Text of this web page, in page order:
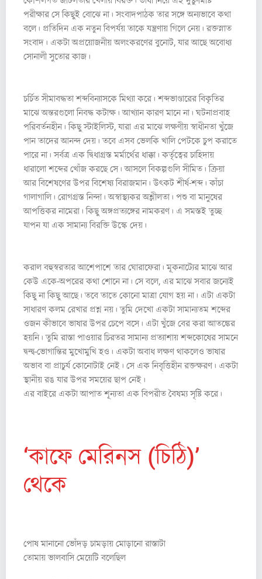
পরীক্ষার সে কিছুই বোঝে না। সংবাদপাঠক তার সঙ্গে অন্যভাবে কথা
বলে। প্রতিদিন এক নতুন বিপর্যয় তাকে যন্ত্রণায় গিলে নেয়। রক্তস্নাত
সংবাদ। একটা অপ্রয়োজনীয় অলংকরণের বুনোট, যার আছে অবোধ্য
সোনালী সুতোর কাজ।
চর্চিত সীমাবদ্ধতা শব্দবিন্যাসকে মিথ্যা করে। শব্দভাণ্ডারের বিকৃতির
মাঝে অন্তরগুলো নিবদ্ধ কটাক্ষ। আখ্যান কারণ মানে না। ঘটনাপ্রবাহ
পরিবর্তনহীন। কিছু স্টাইলিস্ট, যারা এর মাঝে লক্ষণীয় স্বাধীনতা খুঁজে
পান তাদের আনন্দ দেয়। তবে এসব ভেলকি খালি পেটকে চুপ করাতে
পারে না। সর্বত্র এক দ্বিধাগ্রস্ত মর্মার্থের ধাক্কা। কর্তৃত্বের চাহিদায়
ধারালো শব্দের খোঁজ করছে সে। আসলে বিকল্পগুলি সীমিত। ক্রিয়া
আর বিশেষণের উপর বিশেষ্য বিরাজমান। উত্কট শীর্ষ-শব্দ। কাঁচা
গালাগালি। রোগগ্রস্ত নিন্দা। অস্বাস্থ্যকর অশ্লীলতা। পশু বা মানুষের
আপত্তিকর নামেরা। কিছু অঙ্গপ্রত্যঙ্গের নামকরণ। এ সমস্তই তুচ্ছ
যাপন যা এক সামান্য বিরক্তি উস্কে দেয়।
করাল বহুস্বরতার আশেপাশে তার ঘোরাফেরা। মূকনাট্যের মাঝে আর
কেউ একে-অপরের কথা শোনে না। সে বলে, এর মাঝে সবার জন্যেই
কিছু না কিছু আছে। তবে তাতে কোনো মাত্রা যোগ হয় না। এটা একটা
সাধারণ কলম রেখার প্রশ্ন নয়। তুমি দেখো একটা সামান্যতম শব্দের
ওজন কীভাবে ভাষার উপর চেপে বসে। এটা খুঁজে বের করা আতঙ্কের
হয়নি। তুমি রাস্তা পাওয়ার চিরতর সামান্য প্রত্যাশায় শব্দকোষের সামনে
দ্বন্দ্ব-ভোগান্তির মুখোমুখি হও। একটা অবাধ লক্ষণ থাকলেও ভাষার
অভাব বা প্রাচুর্য কোনোটাই নেই। সে এক নিবৃত্তিহীন রক্তক্ষরণ। একটা
স্থানীয় রঙ যার উপর সময়ের ছাপ নেই।
এর বাইরে একটা আপাত শূন্যতা এক বিপরীত বৈষম্য সৃষ্টি করে।
‘কাফে মেরিনস (চিঠি)’
থেকে
পোষ মানানো ভোঁদড় চামড়ায় মোড়ানো রাস্তাটা
তোমায় ভালবাসি মেয়েটি বলেছিল